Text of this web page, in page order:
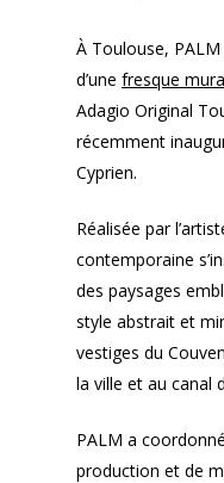
À Toulouse,
d’une fresque
Adagio Original
récemment
Cyprien.
Réalisée par
contemporaine
des paysages
style abstrait et
vestiges du
la ville et au canal
PALM a
production et de